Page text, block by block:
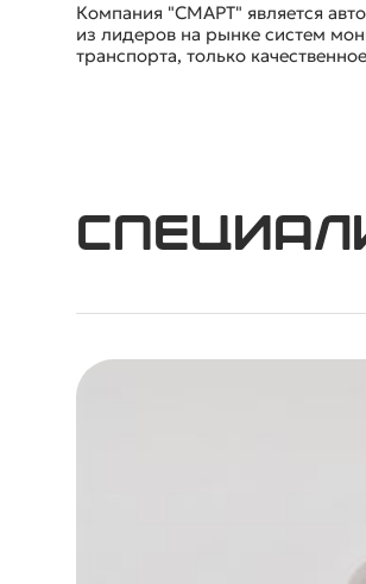
Компания "СМАРТ" является
из лидеров на рынке систем
транспорта, только